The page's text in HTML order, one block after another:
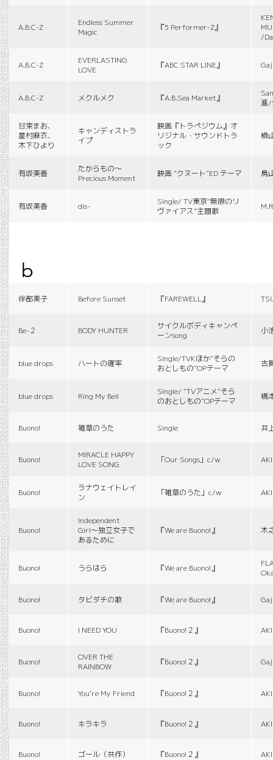
A.B.C-Z
Endless Summer
Magic
『5 Performer-Z』
/
A.B.C-Z
EVERLASTING
LOVE
『ABC STAR LINE』
A.B.C-Z メクルメク 『A.B.Sea Market』
進/
甘束まお、
星村麻衣、
木下ひより
キャンディストラ
イプ
映画『トラペジウム』オ
リジナル・サウンドトラ
ック
横
有坂美香
たからもの〜
Precious Moment
映画 “クヌート”ED テーマ 鳥
有坂美香 dis-
Single/ TV東京“無限のリ
ヴァイアス”主題歌
b
伴都美子 Before Sunset 『FAREWELL』
Be-２ BODY HUNTER
サイクルボディキャンペ
ーンsong
小
blue drops ハートの確率
Single/TVKほか“そらの
おとしもの”OPテーマ
古
blue drops Ring My Bell
Single/ “TVアニメ“そら
のおとしもの”OPテーマ
橋
Buono! 雑草のうた Single 井
Buono!
MIRACLE HAPPY
LOVE SONG
「Our Songs」c/w
Buono!
ラナウェイトレイ
ン
「雑草のうた」c/w
Buono!
Independent
Girl〜独立女子で
あるために
『We are Buono!』 木
Buono! うらはら 『We are Buono!』
Buono! タビダチの歌 『We are Buono!』
Buono! I NEED YOU 『Buono!２』
Buono!
OVER THE
RAINBOW
『Buono!２』
Buono! You're My Friend 『Buono!２』
Buono! キラキラ 『Buono!２』
Buono! ゴール（共作） 『Buono!２』